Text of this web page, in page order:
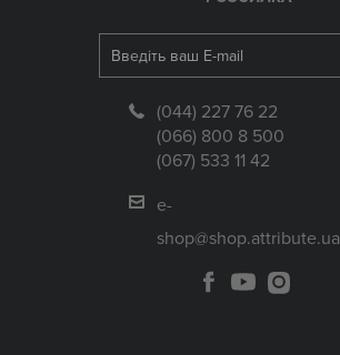
(044) 227 76 22
(066) 800 8 500
(067) 533 11 42
e-
shop@shop.attribute.ua